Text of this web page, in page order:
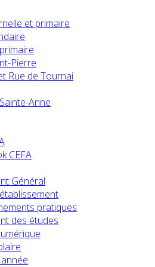
et primaire
Pierre
Rue de Tournai
Anne
CEFA
Général
pratiques
des études